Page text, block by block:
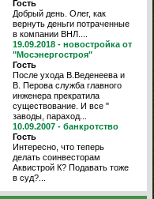
Гость
Добрый день. Олег, как
вернуть деньги потраченные
в компании ВНЛ....
19.09.2018 - новостройка от
"Мосэнергостроя"
Гость
После ухода В.Веденеева и
В. Перова служба главного
инженера прекратила
существование. И все "
заводы, параход...
10.09.2007 - банкротство
Гость
Интересно, что теперь
делать соинвесторам
Аквистрой К? Подавать тоже
в суд?...